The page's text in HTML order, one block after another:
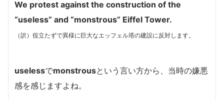
We protest against the construction of the
“useless” and “monstrous” Eiffel Tower.
（訳）役立たずで異様に巨大なエッフェル塔の建設に反対します。
uselessでmonstrousという言い方から、当時の嫌悪
感を感じますよね。